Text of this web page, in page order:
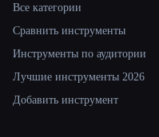
Все категории
Сравнить инструменты
Инструменты по аудитории
Лучшие инструменты 2026
Добавить инструмент